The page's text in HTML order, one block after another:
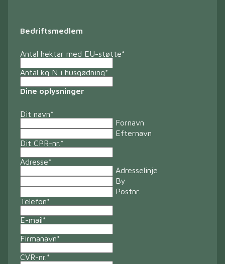
Bedriftsmedlem
Antal hektar med EU-støtte*
Antal kg N i husgødning*
Dine oplysninger
Dit navn*
Fornavn
Efternavn
Dit CPR-nr. *
Adresse*
Adresselinje
By
Postnr.
Telefon*
E-mail*
Firmanavn*
CVR-nr. *